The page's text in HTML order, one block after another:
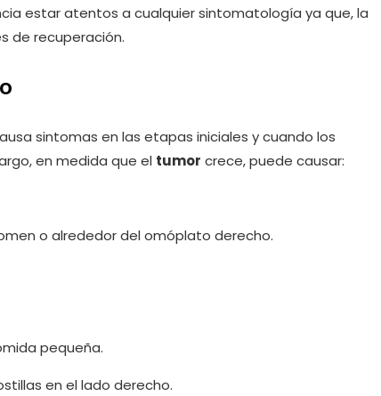
estar atentos a cualquier sintomatología ya que, la
de recuperación.
sintomas en las etapas iniciales y cuando los
en medida que el tumor crece, puede causar:
o alrededor del omóplato derecho.
pequeña.
en el lado derecho.